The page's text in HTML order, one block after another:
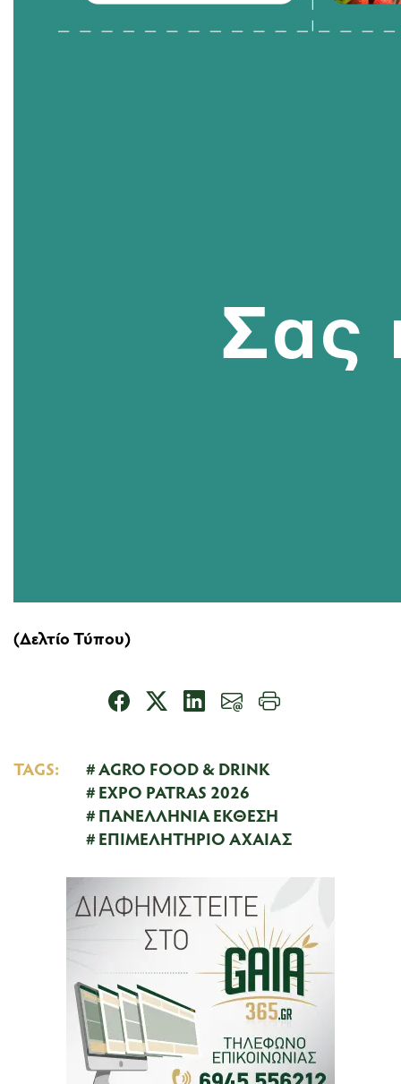
(Δελτίο Τύπου)
TAGS:
AGRO FOOD & DRINK
EXPO PATRAS 2026
ΠΑΝΕΛΛΗΝΙΑ ΕΚΘΕΣΗ
ΕΠΙΜΕΛΗΤΗΡΙΟ ΑΧΑΙΑΣ